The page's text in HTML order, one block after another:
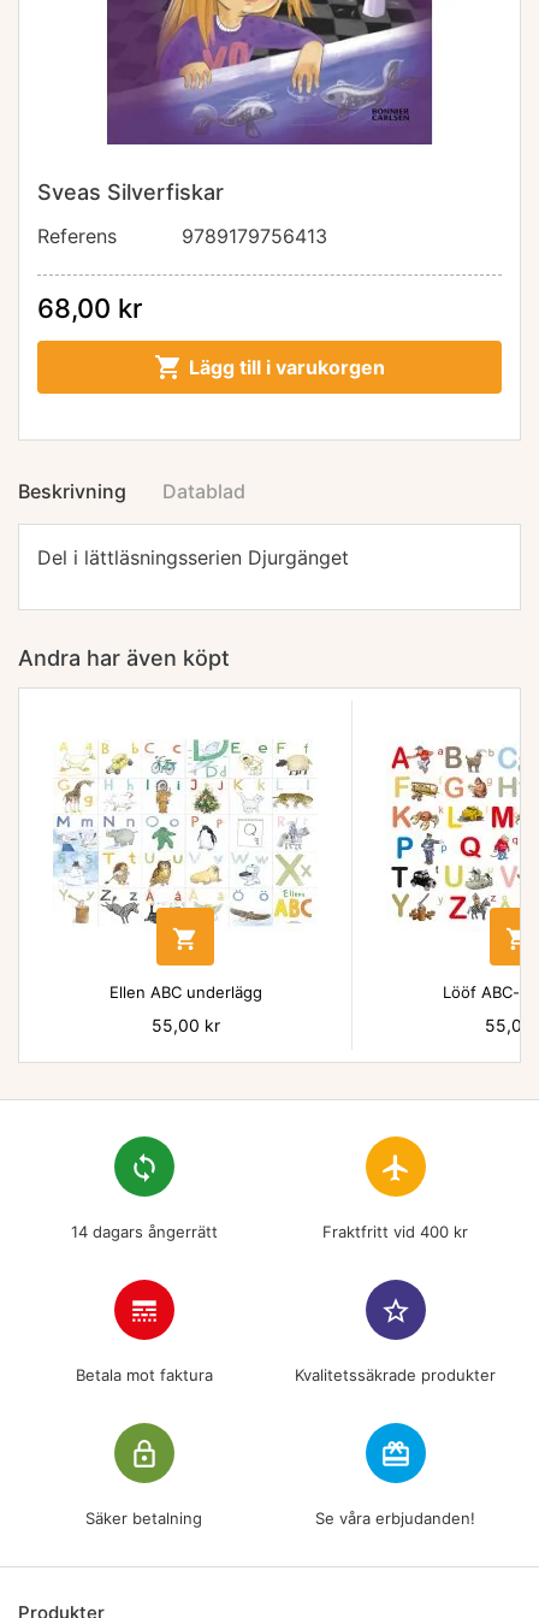
Sveas Silverfiskar
Referens 9789179756413
68,00 kr
 Lägg till i varukorgen
Beskrivning Datablad
Del i lättläsningsserien Djurgänget
Andra har även köpt

Ellen ABC underlägg
Pris
55,00 kr

Lööf ABC-
Pris
55,00
loop
14 dagars ångerrätt
flight
Fraktfritt vid 400 kr
line_style
Betala mot faktura
star_border
Kvalitetssäkrade produkter
lock_outline
Säker betalning
redeem
Se våra erbjudanden!
Produkter